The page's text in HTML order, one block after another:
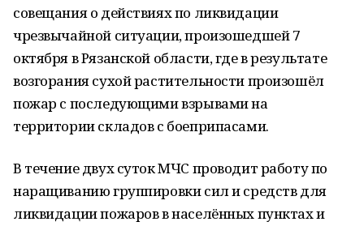
совещания о действиях по ликвидации
чрезвычайной ситуации, произошедшей 7
октября в Рязанской области, где в результате
возгорания сухой растительности произошёл
пожар с последующими взрывами на
территории складов с боеприпасами.
В течение двух суток МЧС проводит работу по
наращиванию группировки сил и средств для
ликвидации пожаров в населённых пунктах и